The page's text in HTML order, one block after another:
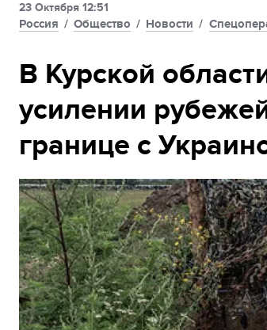
Политика
Экономика
Спорт
23 Октября 12:51
Россия / Общество / Новости /
В Курской
усилении
границе с